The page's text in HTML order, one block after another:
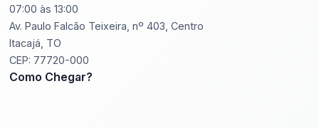
07:00 às 13:00
Av. Paulo Falcão Teixeira, nº 403, Centro
Itacajá, TO
CEP: 77720-000
Como Chegar?